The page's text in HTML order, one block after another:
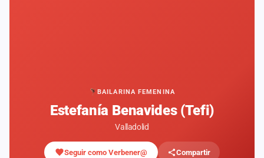
BAILARINA FEMENINA
Estefanía Benavides (Tefi)
Valladolid
Seguir como Verbener@ Compartir
Rankings